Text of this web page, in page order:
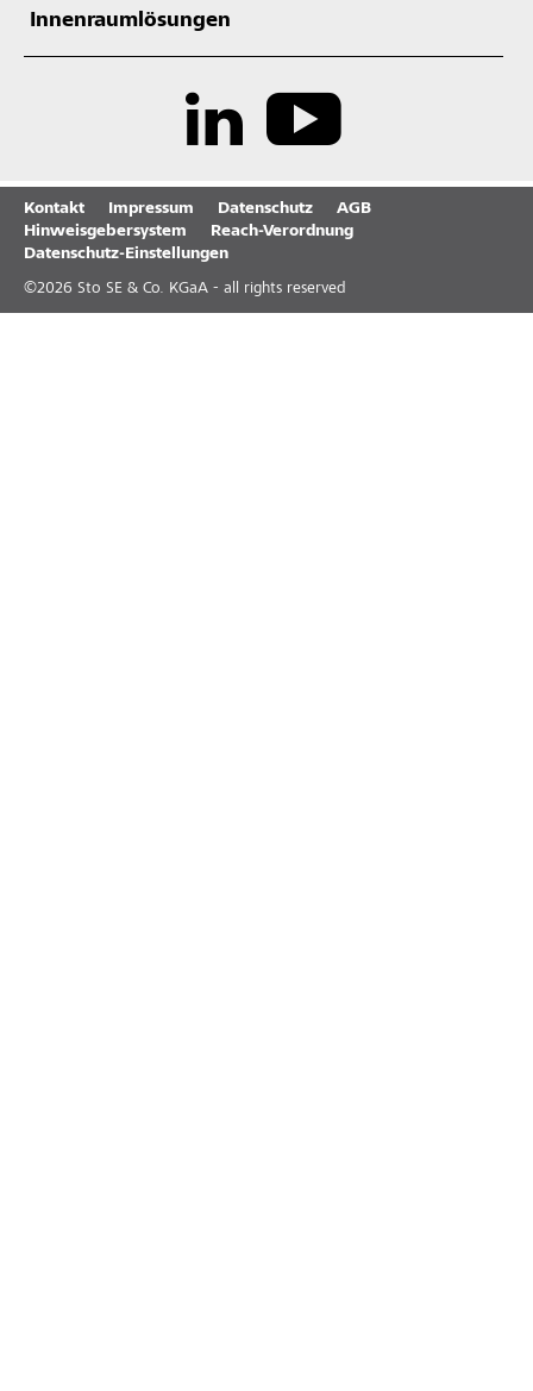
Innenraumlösungen
Kontakt Impressum Datenschutz
AGB
Hinweisgebersystem
Reach-Verordnung
Datenschutz-Einstellungen
©2026 Sto SE & Co. KGaA - all rights reserved